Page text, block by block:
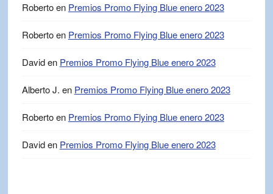
Robertoen Premios Promo Flying Blue enero 2023
Robertoen Premios Promo Flying Blue enero 2023
Daviden Premios Promo Flying Blue enero 2023
Alberto J. en Premios Promo Flying Blue enero 2023
Robertoen Premios Promo Flying Blue enero 2023
Daviden Premios Promo Flying Blue enero 2023